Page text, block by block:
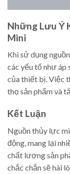
Những Lưu Ý
Mini
Khi sử dụng
các yếu tố như áp
của thiết bị. Việc
thọ sản phẩm và
Kết Luận
Nguồn thủy lực
động, mang lại
chất lượng sản
chắc chắn sẽ hài